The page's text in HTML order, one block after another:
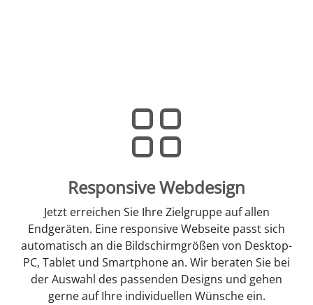
Responsive Webdesign
Jetzt erreichen Sie Ihre Zielgruppe auf allen
Endgeräten. Eine responsive Webseite passt sich
automatisch an die Bildschirmgrößen von Desktop-
PC, Tablet und Smartphone an. Wir beraten Sie bei
der Auswahl des passenden Designs und gehen
gerne auf Ihre individuellen Wünsche ein.